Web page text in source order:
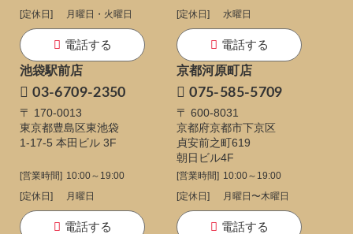
[定休日]
月曜日・火曜日
電話する
[定休日]
水曜日
電話する
池袋駅前店
03-6709-2350
〒 170-0013
東京都豊島区東池袋
1-17-5 本田ビル 3F
[営業時間] 10:00～19:00
[定休日]
月曜日
電話する
京都河原町店
075-585-5709
〒 600-8031
京都府京都市下京区
貞安前之町619
朝日ビル4F
[営業時間] 10:00～19:00
[定休日]
月曜日〜木曜日
電話する